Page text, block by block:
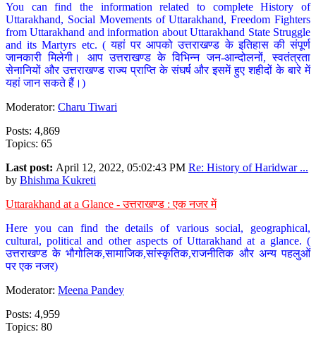
You can find the information related to complete History of
Uttarakhand, Social Movements of Uttarakhand, Freedom Fighters
from Uttarakhand and information about Uttarakhand State Struggle
and its Martyrs etc. ( यहां पर आपको उत्तराखण्ड के इतिहास की संपूर्ण
जानकारी मिलेगी। आप उत्तराखण्ड के विभिन्न जन-आन्दोलनों, स्वतंत्रता
सेनानियों और उत्तराखण्ड राज्य प्राप्ति के संघर्ष और इसमें हुए शहीदों के बारे में
यहां जान सकते हैं।)
Moderator: Charu Tiwari
Posts: 4,869
Topics: 65
Last post: April 12, 2022, 05:02:43 PM Re: History of Haridwar ...
by Bhishma Kukreti
Uttarakhand at a Glance - उत्तराखण्ड : एक नजर में
Here you can find the details of various social, geographical,
cultural, political and other aspects of Uttarakhand at a glance. (
उत्तराखण्ड के भौगोलिक,सामाजिक,सांस्कृतिक,राजनीतिक और अन्य पहलुओं
पर एक नजर)
Moderator: Meena Pandey
Posts: 4,959
Topics: 80